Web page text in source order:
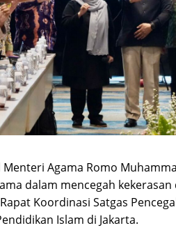
Menteri Agama Romo
dalam mencegah
Koordinasi Satgas
Islam di Jakarta.